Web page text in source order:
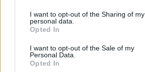
I want to opt-out of the Sharing of my
personal data.
Opted In
I want to opt-out of the Sale of my
Personal Data.
Opted In
Staran luetuimmat